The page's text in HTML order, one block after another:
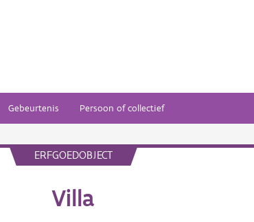
Gebeurtenis Persoon of collectief
ERFGOEDOBJECT
Villa